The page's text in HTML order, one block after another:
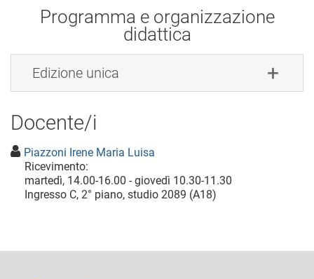
Programma e organizzazione
didattica
Edizione unica
Docente/i
Piazzoni Irene Maria Luisa
Ricevimento:
martedì, 14.00-16.00 - giovedì 10.30-11.30
Ingresso C, 2° piano, studio 2089 (A18)